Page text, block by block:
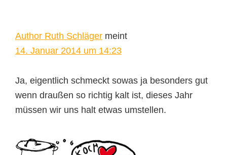
Author Ruth Schläger meint
14. Januar 2014 um 14:23
Ja, eigentlich schmeckt sowas ja besonders gut
wenn draußen so richtig kalt ist, dieses Jahr
müssen wir uns halt etwas umstellen.
Seitenspalte